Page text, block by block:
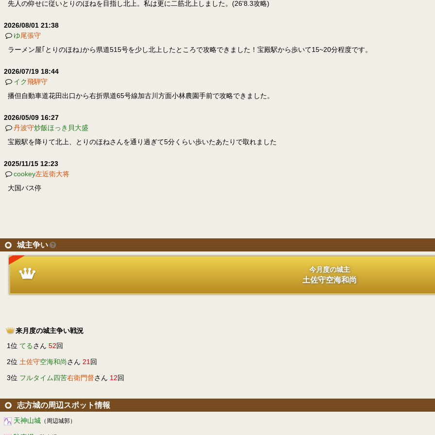
先人の仰せに従いとりのほねを目指し北上。私は更に二筋北上しました。(26'8.3攻略)
2026/08/01 21:38
ゆ尾張守
ラーメン屋｢とりのほね｣から県道515号を少し北上したところで攻略できました！宝殿駅から歩いて15~20分程度です。
2026/07/19 18:44
イク飛騨守
播但自動車道花田出口から右折県道65号線加古川方面小林農園手前で攻略できました。
2026/05/09 16:27
丹波守炒飯ほっき貝大盛
宝殿駅を降りて北上、とりのほねさんを通り過ぎて5分くらい歩いたあたりで取れました
2025/11/15 12:23
cookey左近衛大将
大国バス停
城主争い
今月度の城主
土佐守空海和尚
来月度の城主争い戦況
1位 てるさん 52回
2位 土佐守空海和尚さん 21回
3位 フルタイム四苦右衛門督さん 12回
志方城の周辺スポット情報
天神山城 （周辺城郭）